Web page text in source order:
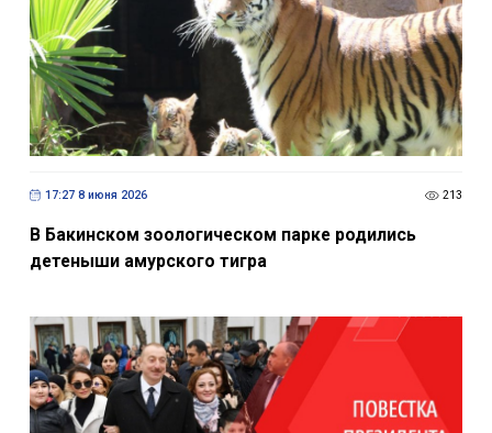
17:27 8 июня 2026 213
В Бакинском зоологическом парке родились
детеныши амурского тигра